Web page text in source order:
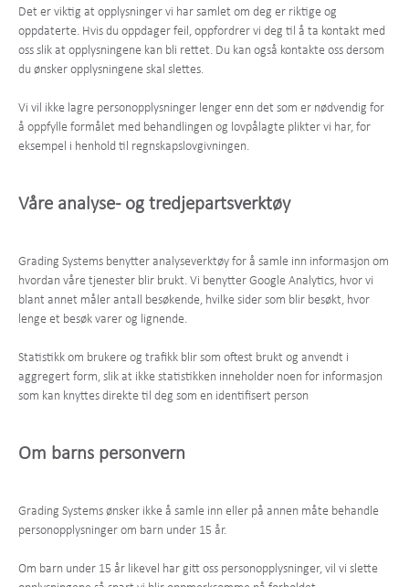
Det er viktig at opplysninger vi har samlet om deg er riktige og
oppdaterte. Hvis du oppdager feil, oppfordrer vi deg til å ta kontakt med
oss slik at opplysningene kan bli rettet. Du kan også kontakte oss dersom
du ønsker opplysningene skal slettes.
Vi vil ikke lagre personopplysninger lenger enn det som er nødvendig for
å oppfylle formålet med behandlingen og lovpålagte plikter vi har, for
eksempel i henhold til regnskapslovgivningen.
Våre analyse- og tredjepartsverktøy
Grading Systems benytter analyseverktøy for å samle inn informasjon om
hvordan våre tjenester blir brukt. Vi benytter Google Analytics, hvor vi
blant annet måler antall besøkende, hvilke sider som blir besøkt, hvor
lenge et besøk varer og lignende.
Statistikk om brukere og trafikk blir som oftest brukt og anvendt i
aggregert form, slik at ikke statistikken inneholder noen for informasjon
som kan knyttes direkte til deg som en identifisert person
Om barns personvern
Grading Systems ønsker ikke å samle inn eller på annen måte behandle
personopplysninger om barn under 15 år.
Om barn under 15 år likevel har gitt oss personopplysninger, vil vi slette